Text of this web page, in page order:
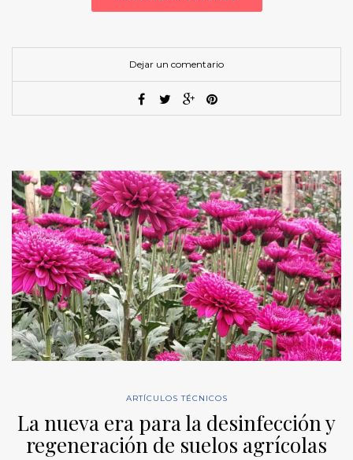
Dejar un comentario
ARTÍCULOS TÉCNICOS
La nueva era para la desinfección y
regeneración de suelos agrícolas